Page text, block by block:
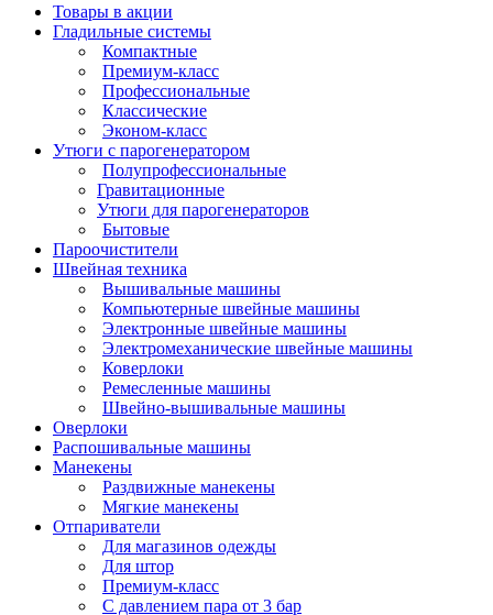
Товары в акции
Гладильные системы
Компактные
Премиум-класс
Профессиональные
Классические
Эконом-класс
Утюги с парогенератором
Полупрофессиональные
Гравитационные
Утюги для парогенераторов
Бытовые
Пароочистители
Швейная техника
Вышивальные машины
Компьютерные швейные машины
Электронные швейные машины
Электромеханические швейные машины
Коверлоки
Ремесленные машины
Швейно-вышивальные машины
Оверлоки
Распошивальные машины
Манекены
Раздвижные манекены
Мягкие манекены
Отпариватели
Для магазинов одежды
Для штор
Премиум-класс
С давлением пара от 3 бар